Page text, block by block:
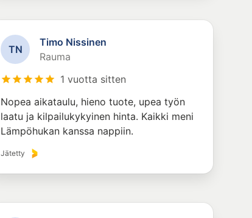
TN
Timo Nissinen
Rauma
1 vuotta sitten
Nopea aikataulu, hieno tuote, upea työn
laatu ja kilpailukykyinen hinta. Kaikki meni
Lämpöhukan kanssa nappiin.
Jätetty